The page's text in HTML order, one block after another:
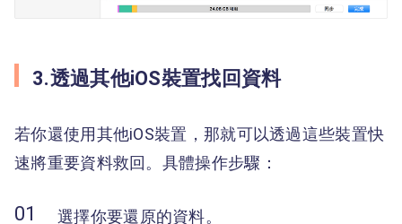
3.透過其他iOS裝置找回資料
若你還使用其他iOS裝置，那就可以透過這些裝置快
速將重要資料救回。具體操作步驟：
選擇你要還原的資料。